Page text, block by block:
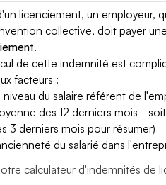
licenciement, un employeur,
collective, doit payer
.
de cette indemnité est
facteurs :
niveau du salaire référent de
des 12 derniers mois -
3 derniers mois pour résumer)
du salarié dans
calculateur d'indemnités de